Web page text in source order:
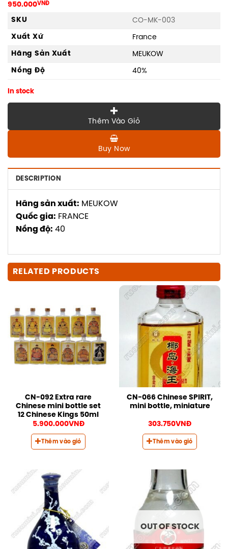
950.000VNĐ
SKU
CO-MK-003
Xuất Xứ
France
Hãng Sản Xuất
MEUKOW
Nồng Độ
40%
In stock
Thêm Vào Giỏ
Buy Now
DESCRIPTION
Hãng sản xuất: MEUKOW
Quốc gia: FRANCE
Nồng độ: 40
RELATED PRODUCTS
CN-092 Extra rare
Chinese mini bottle set
12 Chinese Kings 50ml
5.900.000VNĐ
Thêm vào giỏ
CN-066 Chinese SPIRIT,
mini bottle, miniature
303.750VNĐ
Thêm vào giỏ
OUT OF STOCK